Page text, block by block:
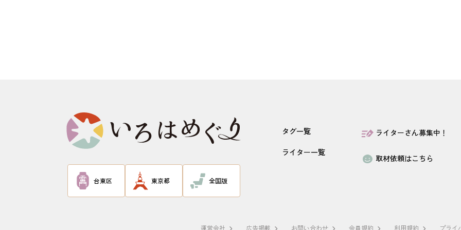
台東区 東京都 全国版
タグ一覧
ライター一覧
ライターさん募集中！
取材依頼はこちら
運営会社 広告掲載 お問い合わせ 会員規約 利用規約 プライ